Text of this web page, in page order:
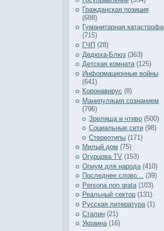
Гражданская позиция
(688)
Гуманитарная катастрофа
(715)
ГЧП (28)
Дедюха-Блюз (363)
Детская комната(125)
Информационные войны
(641)
Коронавирус (8)
Манипуляция сознанием
(796)
Зрелища и чтиво (500)
Социальные сети (98)
Стереотипы (171)
Милый дом (75)
Огурцова TV (153)
Опиум для народа (410)
Последнее слово… (39)
Рersona non grata (103)
Реальный сектор (131)
Русская литература (1)
Сталин (21)
Украина(16)